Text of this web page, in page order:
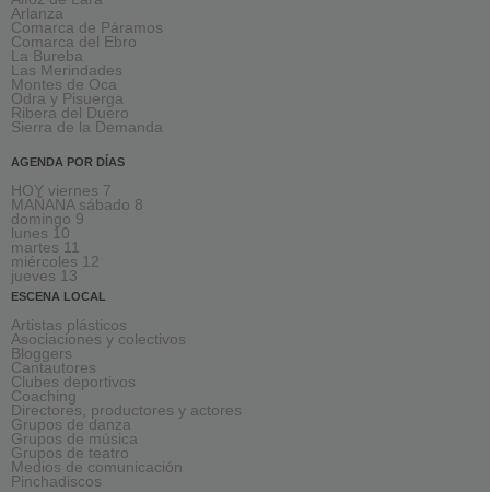
Arlanza
Comarca de Páramos
Comarca del Ebro
La Bureba
Las Merindades
Montes de Oca
Odra y Pisuerga
Ribera del Duero
Sierra de la Demanda
AGENDA POR DÍAS
HOY viernes 7
MAÑANA sábado 8
domingo 9
lunes 10
martes 11
miércoles 12
jueves 13
ESCENA LOCAL
Artistas plásticos
Asociaciones y colectivos
Bloggers
Cantautores
Clubes deportivos
Coaching
Directores, productores y actores
Grupos de danza
Grupos de música
Grupos de teatro
Medios de comunicación
Pinchadiscos